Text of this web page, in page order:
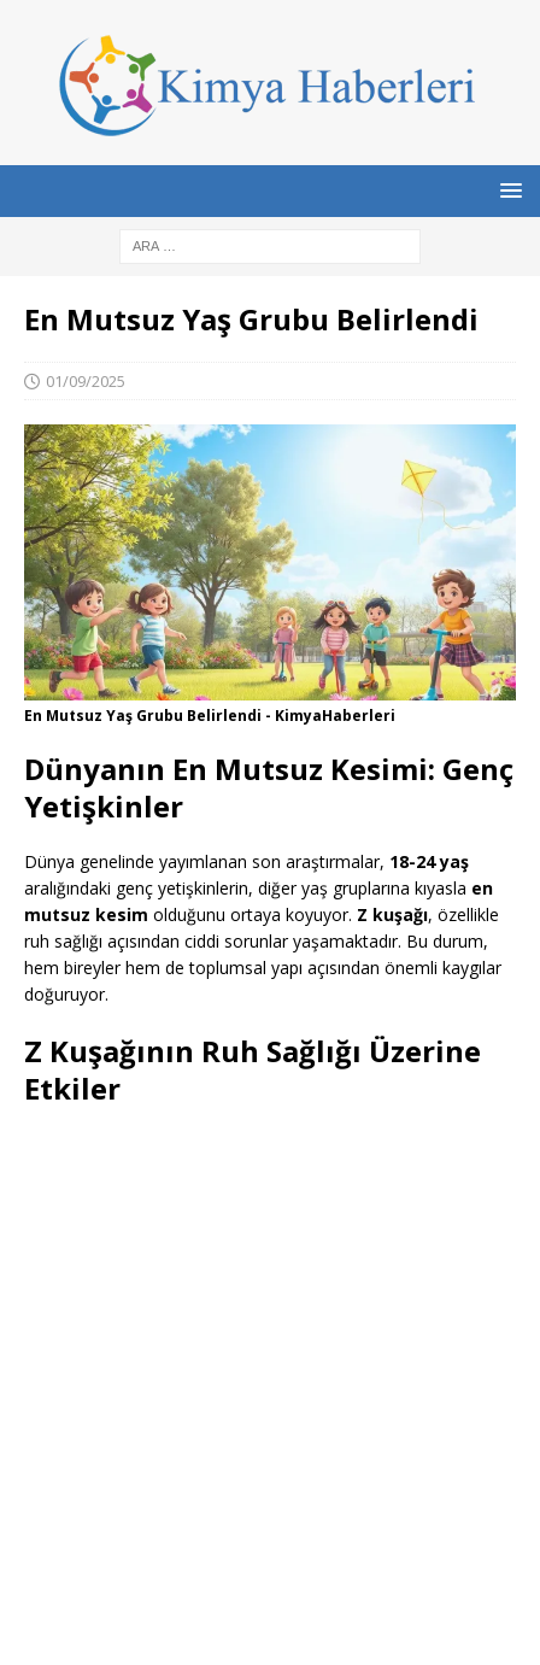
En Mutsuz Yaş Grubu Belirlendi
01/09/2025
En Mutsuz Yaş Grubu Belirlendi - KimyaHaberleri
Dünyanın En Mutsuz Kesimi: Genç
Yetişkinler
Dünya genelinde yayımlanan son araştırmalar, 18-24 yaş
aralığındaki genç yetişkinlerin, diğer yaş gruplarına kıyasla en
mutsuz kesim olduğunu ortaya koyuyor. Z kuşağı, özellikle
ruh sağlığı açısından ciddi sorunlar yaşamaktadır. Bu durum,
hem bireyler hem de toplumsal yapı açısından önemli kaygılar
doğuruyor.
Z Kuşağının Ruh Sağlığı Üzerine
Etkiler